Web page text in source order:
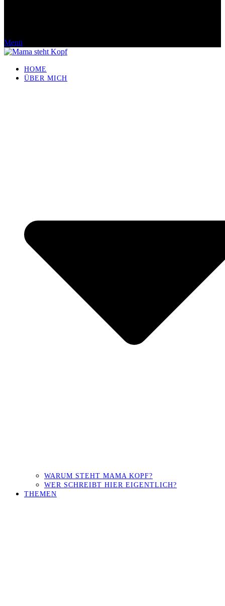
Menü
HOME
ÜBER MICH
WARUM STEHT MAMA KOPF?
WER SCHREIBT HIER EIGENTLICH?
THEMEN